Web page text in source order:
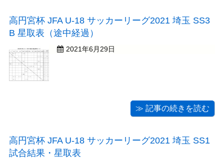
高円宮杯 JFA U-18 サッカーリーグ2021 埼玉 SS3
B 星取表（途中経過）
2021年6月29日
≫ 記事の続きを読む
高円宮杯 JFA U-18 サッカーリーグ2021 埼玉 SS1
試合結果・星取表